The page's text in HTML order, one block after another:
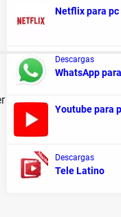
windows 10
(ISO 64 bits)
Windows 10: a un
Netflix para pc
Descargas
WhatsApp
Youtube para
Descargas
Tele Latino